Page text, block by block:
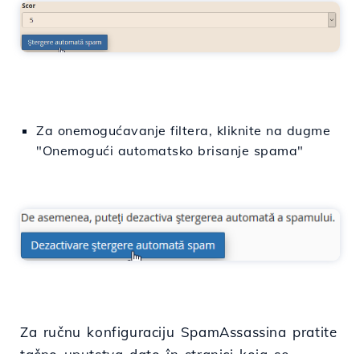
Za onemogućavanje filtera, kliknite na dugme
"Onemogući automatsko brisanje spama"
Za ručnu konfiguraciju SpamAssassina pratite